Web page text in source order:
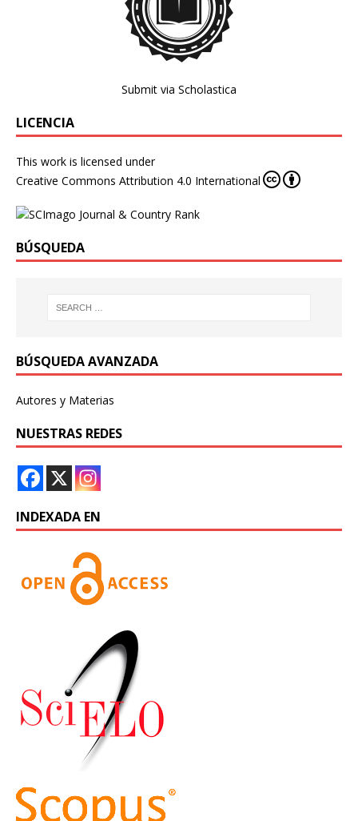
Submit via Scholastica
LICENCIA
This work is licensed under
Creative Commons Attribution 4.0 International
BÚSQUEDA
BÚSQUEDA AVANZADA
Autores y Materias
NUESTRAS REDES
INDEXADA EN